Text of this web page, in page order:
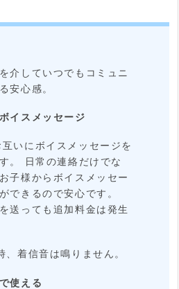
介していつでもコミュニ
安心感。
イスメッセージ
いにボイスメッセージを
。 日常の連絡だけでな
子様からボイスメッセー
できるので安心です。
送っても追加料金は発生
着信音は鳴りません。
使える